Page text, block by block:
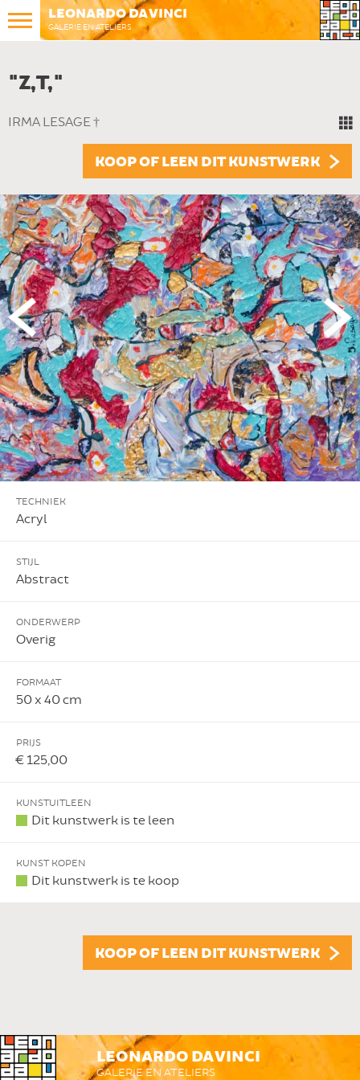
LEONARDO DA VINCI
GALERIE EN ATELIERS
"Z,T,"
IRMA LESAGE †
KOOP OF LEEN DIT KUNSTWERK
TECHNIEK
Acryl
STIJL
Abstract
ONDERWERP
Overig
FORMAAT
50 x 40 cm
PRIJS
€ 125,00
KUNSTUITLEEN
Dit kunstwerk is te leen
KUNST KOPEN
Dit kunstwerk is te koop
KOOP OF LEEN DIT KUNSTWERK
LEONARDO DA VINCI
GALERIE EN ATELIERS